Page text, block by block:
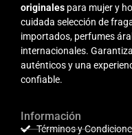
originales para mujer y
cuidada selección de
importados, perfumes
internacionales.
auténticos y una
confiable.
Información
Términos y